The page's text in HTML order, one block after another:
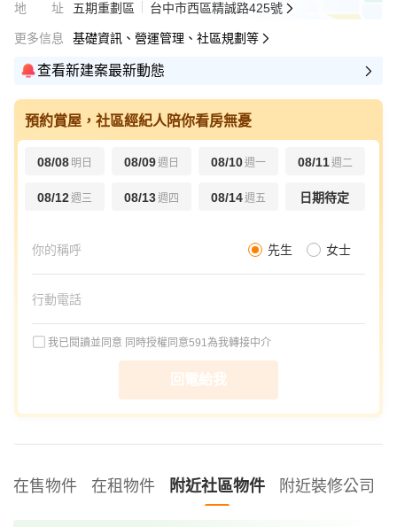
地址 五期重劃區 台中市西區精誠路425號
更多信息 基礎資訊、營運管理、社區規劃等
查看新建案最新動態
預約賞屋，社區經紀人陪你看房無憂
08/08 明日 08/09週日 08/10週一 08/11週二
08/12週三 08/13週四 08/14週五 日期待定
先生 女士
我已閱讀並同意 同時授權同意591為我轉接中介
回電給我
在售物件 在租物件 附近社區物件 附近裝修公司